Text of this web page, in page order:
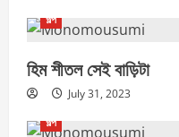
গল্প
হিম শীতল সেই বাড়িটা
July 31, 2023
গল্প